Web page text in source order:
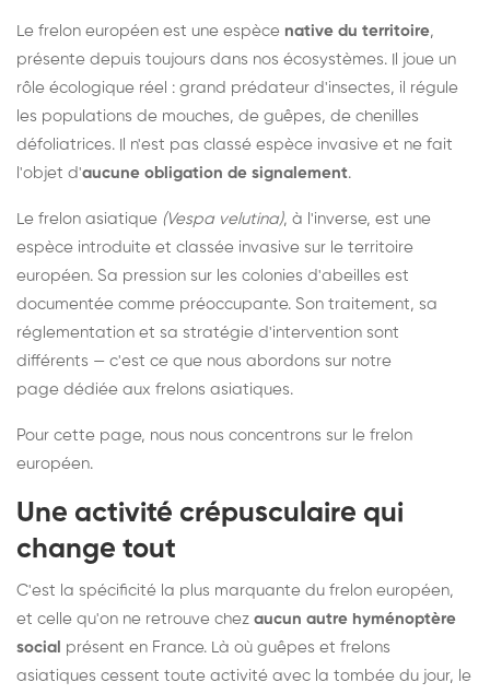
Le frelon européen est une espèce native du territoire,
présente depuis toujours dans nos écosystèmes. Il joue un
rôle écologique réel : grand prédateur d'insectes, il régule
les populations de mouches, de guêpes, de chenilles
défoliatrices. Il n'est pas classé espèce invasive et ne fait
l'objet d'aucune obligation de signalement.
Le frelon asiatique (Vespa velutina), à l'inverse, est une
espèce introduite et classée invasive sur le territoire
européen. Sa pression sur les colonies d'abeilles est
documentée comme préoccupante. Son traitement, sa
réglementation et sa stratégie d'intervention sont
différents — c'est ce que nous abordons sur notre
page dédiée aux frelons asiatiques.
Pour cette page, nous nous concentrons sur le frelon
européen.
Une activité crépusculaire qui
change tout
C'est la spécificité la plus marquante du frelon européen,
et celle qu'on ne retrouve chez aucun autre hyménoptère
social présent en France. Là où guêpes et frelons
asiatiques cessent toute activité avec la tombée du jour, le